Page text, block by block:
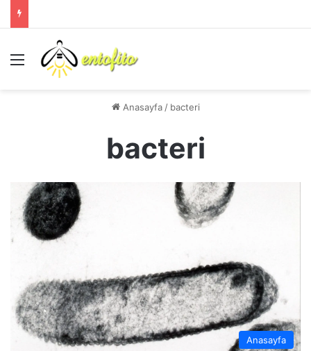
Menü
Anasayfa / bacteri
bacteri
Anasayfa